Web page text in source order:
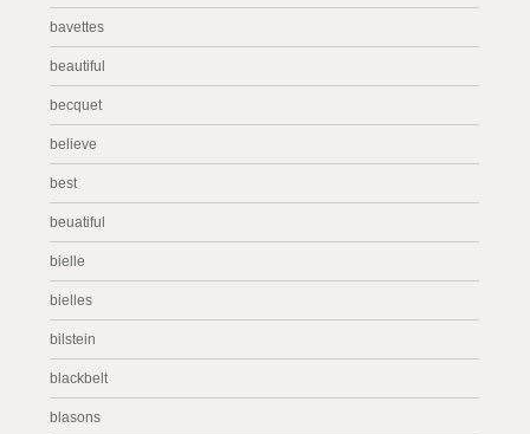
bavettes
beautiful
becquet
believe
best
beuatiful
bielle
bielles
bilstein
blackbelt
blasons